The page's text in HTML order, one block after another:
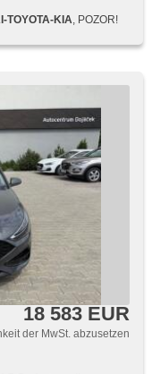
Rücksitzbank
TOYOTA-KIA , POZOR!
18 583 EUR
der MwSt. abzusetzen